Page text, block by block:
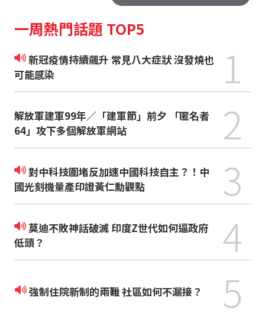
一周熱門話題 TOP5
新冠疫情持續飆升 常見八大症狀 沒發燒也
可能感染
1
解放軍建軍99年／「建軍節」前夕 「匿名者
64」攻下多個解放軍網站
2
對中科技圍堵反加速中國科技自主？！中
國光刻機量產印證黃仁勳觀點
3
莫迪不敗神話破滅 印度Z世代如何逼政府
低頭？
4
強制住院新制的兩難 社區如何不漏接？ 5